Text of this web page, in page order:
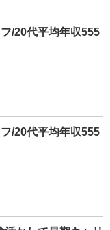
/20代平均年収555
/20代平均年収555